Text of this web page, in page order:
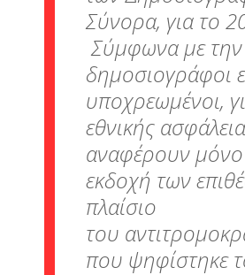
Σύνορα, για το
Σύμφωνα με την
δημοσιογράφοι
υποχρεωμένοι,
εθνικής
αναφέρουν
εκδοχή των
πλαίσιο
του
που ψηφίστηκε